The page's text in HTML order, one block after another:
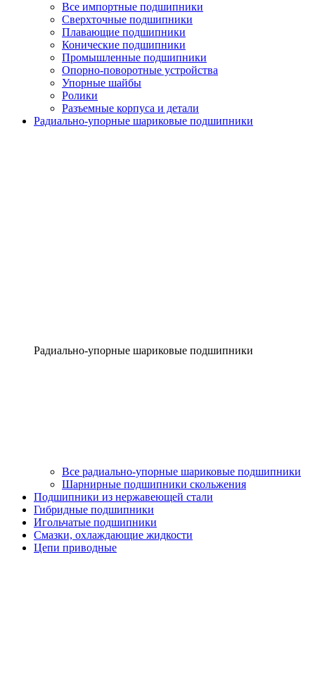
Все импортные подшипники
Сверхточные подшипники
Плавающие подшипники
Конические подшипники
Промышленные подшипники
Опорно-поворотные устройства
Упорные шайбы
Ролики
Разъемные корпуса и детали
Радиально-упорные шариковые подшипники
Радиально-упорные шариковые подшипники
Все радиально-упорные шариковые подшипники
Шарнирные подшипники скольжения
Подшипники из нержавеющей стали
Гибридные подшипники
Игольчатые подшипники
Смазки, охлаждающие жидкости
Цепи приводные